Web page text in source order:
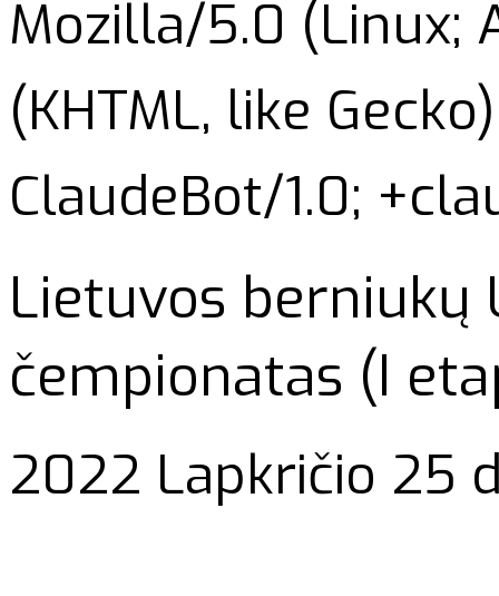
Mozilla/5.0 (Linux;
(KHTML, like
ClaudeBot/1.0;
Lietuvos berniukų
čempionatas (I
2022 Lapkričio 25